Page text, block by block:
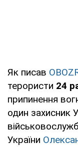
Як писав
терористи 24
припинення
один захисник
України